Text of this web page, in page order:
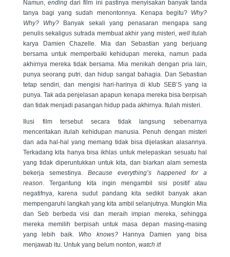
Namun, endingdari film ini pastinya menyisakan banyak tanda
tanya bagi yang sudah menontonnya. Kenapa begitu? Why?
Why? Why? Banyak sekali yang penasaran mengapa sang
penulis sekaligus sutrada membuat akhir yang misteri, wellitulah
karya Damien Chazelle. Mia dan Sebastian yang berjuang
bersama untuk memperbaiki kehidupan mereka, namun pada
akhirnya mereka tidak bersama. Mia menikah dengan pria lain,
punya seorang putri, dan hidup sangat bahagia. Dan Sebastian
tetap sendiri, dan mengisi hari-harinya di klub SEB’S yang ia
punya. Tak ada penjelasan apapun kenapa mereka bisa berpisah
dan tidak menjadi pasangan hidup pada akhirnya. Itulah misteri.
Ilusi film tersebut secara tidak langsung sebenarnya
menceritakan itulah kehidupan manusia. Penuh dengan misteri
dan ada hal-hal yang memang tidak bisa dijelaskan alasannya.
Terkadang kita hanya bisa ikhlas untuk melepaskan sesuatu hal
yang tidak diperuntukkan untuk kita, dan biarkan alam semesta
bekerja semestinya.Because everything’s happened for a
reason. Tergantung kita ingin mengambil sisi positif atau
negatifnya, karena sudut pandang kita sedikit banyak akan
mempengaruhi langkah yang kita ambil selanjutnya. Mungkin Mia
dan Seb berbeda visi dan meraih impian mereka, sehingga
mereka memilih berpisah untuk masa depan masing-masing
yang lebih baik. Who knows?Hannya Damien yang bisa
menjawab itu. Untuk yang belum nonton, watch it!